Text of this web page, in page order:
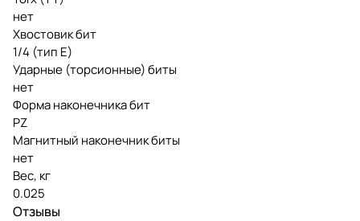
нет
Хвостовик бит
1/4 (тип Е)
Ударные (торсионные) биты
нет
Форма наконечника бит
PZ
Магнитный наконечник биты
нет
Вес, кг
0.025
Отзывы